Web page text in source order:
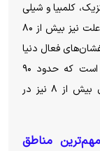
کلمبیا و شیلی
در شرق اقیانوس آرام، گسترده شده‌اند. به همین علت نیز بیش از ۸۰
و حدود ۹۰ درصد آتشفشان‌های فعال دنیا
در همین محدوده رخ می‌دهد. نکته مهم این است که حدود ۹۰
درصد زمین‌لرزه‌های بسیار بزرگ جهان با بزرگای بیش از ۸ نیز در
مناطق